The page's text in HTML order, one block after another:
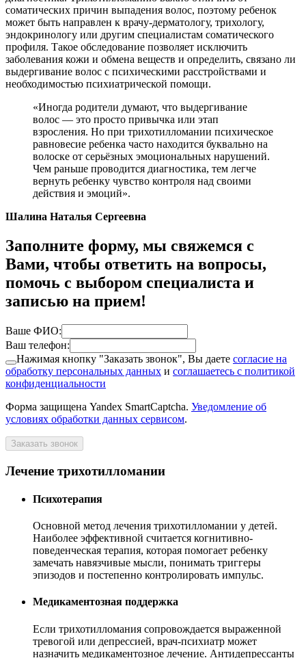
соматических причин выпадения волос, поэтому ребенок
может быть направлен к врачу-дерматологу, трихологу,
эндокринологу или другим специалистам соматического
профиля. Такое обследование позволяет исключить
заболевания кожи и обмена веществ и определить, связано ли
выдергивание волос с психическими расстройствами и
необходимостью психиатрической помощи.
«Иногда родители думают, что выдергивание
волос — это просто привычка или этап
взросления. Но при трихотилломании психическое
равновесие ребенка часто находится буквально на
волоске от серьёзных эмоциональных нарушений.
Чем раньше проводится диагностика, тем легче
вернуть ребенку чувство контроля над своими
действия и эмоций».
Шалина Наталья Сергеевна
Заполните форму, мы свяжемся с
Вами, чтобы ответить на вопросы,
помочь с выбором специалиста и
записью на прием!
Ваше ФИО:
Ваш телефон:
Нажимая кнопку "Заказать звонок", Вы даете согласие на
обработку персональных данных и соглашаетесь с политикой
конфиденциальности
Форма защищена Yandex SmartCaptcha. Уведомление об
условиях обработки данных сервисом.
Заказать звонок
Лечение трихотилломании
Психотерапия
Основной метод лечения трихотилломании у детей.
Наиболее эффективной считается когнитивно-
поведенческая терапия, которая помогает ребенку
замечать навязчивые мысли, понимать триггеры
эпизодов и постепенно контролировать импульс.
Медикаментозная поддержка
Если трихотилломания сопровождается выраженной
тревогой или депрессией, врач-психиатр может
назначить медикаментозное лечение. Антидепрессанты